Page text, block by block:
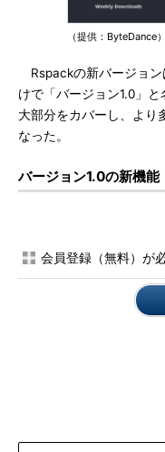
（提供：ByteDance）
Rspackの新バージョン
けで「バージョン1.0」
大部分をカバーし、より
なった。
バージョン1.0の新機能
会員登録（無料）が